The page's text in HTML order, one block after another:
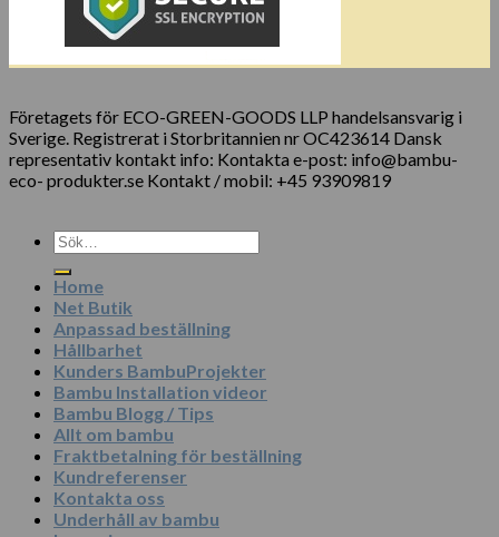
Företagets för ECO-GREEN-GOODS LLP handelsansvarig i
Sverige. Registrerat i Storbritannien nr OC423614 Dansk
representativ kontakt info: Kontakta e-post: info@bambu-
eco- produkter.se Kontakt / mobil: +45 93909819
Sök
efter:
Home
Net Butik
Anpassad beställning
Hållbarhet
Kunders BambuProjekter
Bambu Installation videor
Bambu Blogg / Tips
Allt om bambu
Fraktbetalning för beställning
Kundreferenser
Kontakta oss
Underhåll av bambu